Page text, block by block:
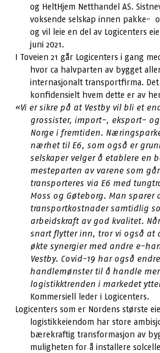
og HeltHjem Netthandel AS.
voksende selskap innen pakke-
og vil leie en del av Logicenters
juni 2021.
I Toveien 21 går Logicenters i gang
hvor ca halvparten av bygget
internasjonalt transportfirma.
konfidensielt hvem dette er av
«Vi er sikre på at Vestby vil bli et
grossister, import-, eksport-
Norge i fremtiden.
nærhet til E6, som også er
selskaper velger å etablere en
mesteparten av varene som
transporteres via E6 med
Moss og Gøteborg. Man sparer
transportkostnader samtidlig
arbeidskraft av god kvalitet.
snart flytter inn, tror vi også at
økte synergier med andre e-
Vestby. Covid-19 har også
handlemønster til å handle
logistikktrenden i markedet
Kommersiell leder i Logicenters.
Logicenters som er Nordens største
logistikkeiendom har store
bærekraftig transformasjon av
muligheten for å installere